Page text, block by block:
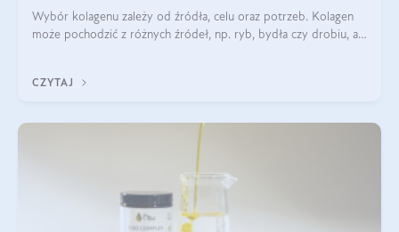
Wybór kolagenu zależy od źródła, celu oraz potrzeb. Kolagen
może pochodzić z różnych źródeł, np. ryb, bydła czy drobiu, a
bydlęcy.
CZYTAJ